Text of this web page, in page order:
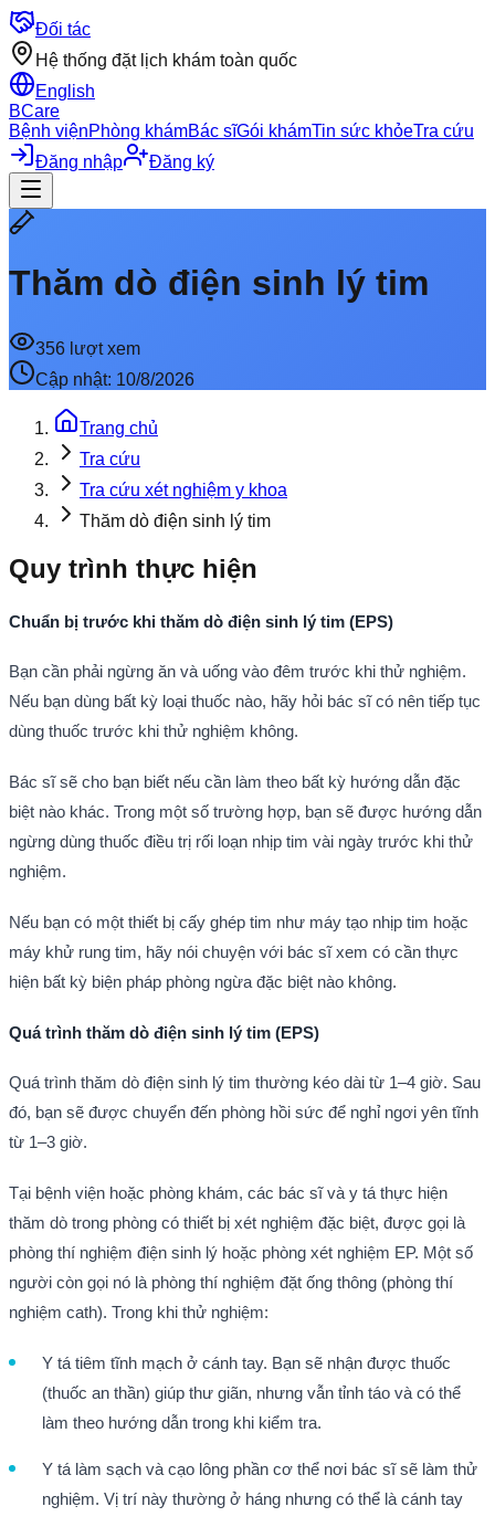
Đối tác
Hệ thống đặt lịch khám toàn quốc
English
BCare
Bệnh việnPhòng khámBác sĩGói khámTin sức khỏeTra cứu
Đăng nhập
Đăng ký
Thăm dò điện sinh lý tim
356 lượt xem
Cập nhật: 10/8/2026
Trang chủ
Tra cứu
Tra cứu xét nghiệm y khoa
Thăm dò điện sinh lý tim
Quy trình thực hiện
Chuẩn bị trước khi thăm dò điện sinh lý tim (EPS)
Bạn cần phải ngừng ăn và uống vào đêm trước khi thử nghiệm.
Nếu bạn dùng bất kỳ loại thuốc nào, hãy hỏi bác sĩ có nên tiếp tục
dùng thuốc trước khi thử nghiệm không.
Bác sĩ sẽ cho bạn biết nếu cần làm theo bất kỳ hướng dẫn đặc
biệt nào khác. Trong một số trường hợp, bạn sẽ được hướng dẫn
ngừng dùng thuốc điều trị rối loạn nhịp tim vài ngày trước khi thử
nghiệm.
Nếu bạn có một thiết bị cấy ghép tim như máy tạo nhịp tim hoặc
máy khử rung tim, hãy nói chuyện với bác sĩ xem có cần thực
hiện bất kỳ biện pháp phòng ngừa đặc biệt nào không.
Quá trình thăm dò điện sinh lý tim (EPS)
Quá trình thăm dò điện sinh lý tim thường kéo dài từ 1–4 giờ. Sau
đó, bạn sẽ được chuyển đến phòng hồi sức để nghỉ ngơi yên tĩnh
từ 1–3 giờ.
Tại bệnh viện hoặc phòng khám, các bác sĩ và y tá thực hiện
thăm dò trong phòng có thiết bị xét nghiệm đặc biệt, được gọi là
phòng thí nghiệm điện sinh lý hoặc phòng xét nghiệm EP. Một số
người còn gọi nó là phòng thí nghiệm đặt ống thông (phòng thí
nghiệm cath). Trong khi thử nghiệm:
Y tá tiêm tĩnh mạch ở cánh tay. Bạn sẽ nhận được thuốc
(thuốc an thần) giúp thư giãn, nhưng vẫn tỉnh táo và có thể
làm theo hướng dẫn trong khi kiểm tra.
Y tá làm sạch và cạo lông phần cơ thể nơi bác sĩ sẽ làm thử
nghiệm. Vị trí này thường ở háng nhưng có thể là cánh tay